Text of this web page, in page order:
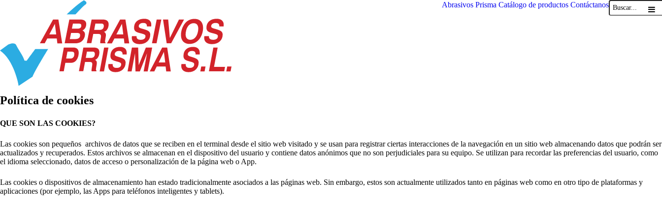
Abrasivos Prisma Catálogo de productos Contáctanos
Política de cookies
QUE SON LAS COOKIES?
Las cookies son pequeños archivos de datos que se reciben en el terminal desde el sitio web visitado y se usan para registrar ciertas interacciones de la navegación en un sitio web almacenando datos que podrán ser
actualizados y recuperados. Estos archivos se almacenan en el dispositivo del usuario y contiene datos anónimos que no son perjudiciales para su equipo. Se utilizan para recordar las preferencias del usuario, como
el idioma seleccionado, datos de acceso o personalización de la página web o App.
Las cookies o dispositivos de almacenamiento han estado tradicionalmente asociados a las páginas web. Sin embargo, estos son actualmente utilizados tanto en páginas web como en otro tipo de plataformas y
aplicaciones (por ejemplo, las Apps para teléfonos inteligentes y tablets).